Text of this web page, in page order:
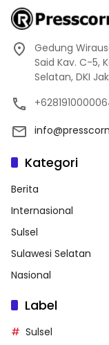
Gedung
Said Kav. C-5,
Selatan, DKI
Kategori
Berita
Internasional
Sulsel
Sulawesi Selatan
Nasional
Label
Sulsel